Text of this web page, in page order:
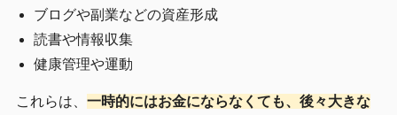
ブログや副業などの資産形成
読書や情報収集
健康管理や運動
これらは、 一時的にはお金にならなくても、後々大きな